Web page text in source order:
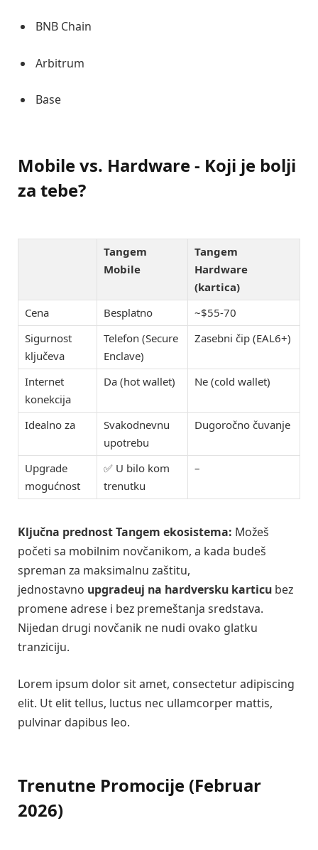
BNB Chain
Arbitrum
Base
Mobile vs. Hardware - Koji je bolji
za tebe?
Tangem
Mobile
Tangem
Hardware
(kartica)
Cena
Besplatno
~$55-70
Sigurnost
ključeva
Telefon (Secure
Enclave)
Zasebni čip (EAL6+)
Internet
konekcija
Da (hot wallet) Ne (cold wallet)
Idealno za
Svakodnevnu
upotrebu
Dugoročno čuvanje
Upgrade
mogućnost
✅ U bilo kom
trenutku
–
Ključna prednost Tangem ekosistema: Možeš
početi sa mobilnim novčanikom, a kada budeš
spreman za maksimalnu zaštitu,
jednostavno upgradeuj na hardversku karticu bez
promene adrese i bez premeštanja sredstava.
Nijedan drugi novčanik ne nudi ovako glatku
tranziciju.
Lorem ipsum dolor sit amet, consectetur adipiscing
elit. Ut elit tellus, luctus nec ullamcorper mattis,
pulvinar dapibus leo.
Trenutne Promocije (Februar
2026)